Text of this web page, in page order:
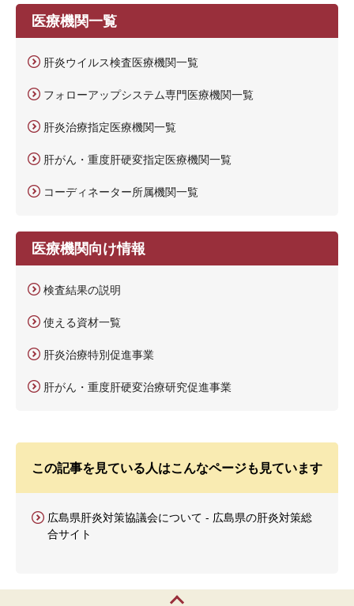
医療機関一覧
肝炎ウイルス検査医療機関一覧
フォローアップシステム専門医療機関一覧
肝炎治療指定医療機関一覧
肝がん・重度肝硬変指定医療機関一覧
コーディネーター所属機関一覧
医療機関向け情報
検査結果の説明
使える資材一覧
肝炎治療特別促進事業
肝がん・重度肝硬変治療研究促進事業
この記事を見ている人はこんなページも見ています
広島県肝炎対策協議会について - 広島県の肝炎対策総
合サイト